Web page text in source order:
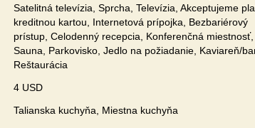
Satelitná televízia, Sprcha, Televízia, Akceptujeme
kreditnou kartou, Internetová prípojka, Bezbariérový
prístup, Celodenný recepcia, Konferenčná miestnosť,
Sauna, Parkovisko, Jedlo na požiadanie, Kaviareň/
Reštaurácia
4 USD
Talianska kuchyňa, Miestna kuchyňa